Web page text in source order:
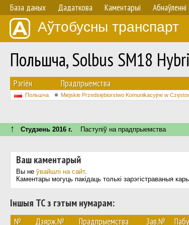
База даных Дадаткова Каментарыі Абнаўленнi
Аўтобусны транспарт
Польшча, Solbus SM18
Рэгіён Прадпрыемства
Польшча Miejskie Przedsiębiorstwo Komunikacyjne w
↑ Студзень 2016 г. Паступiў на прадпрыемства
Ваш каментарый
Вы не ўвайшлі на сайт.
Каментары могуць пакідаць толькі зарэгістраваныя
Іншыя ТС з гэтым нумарам:
№ Дзярж.№ Прадпрыемства Зав.№